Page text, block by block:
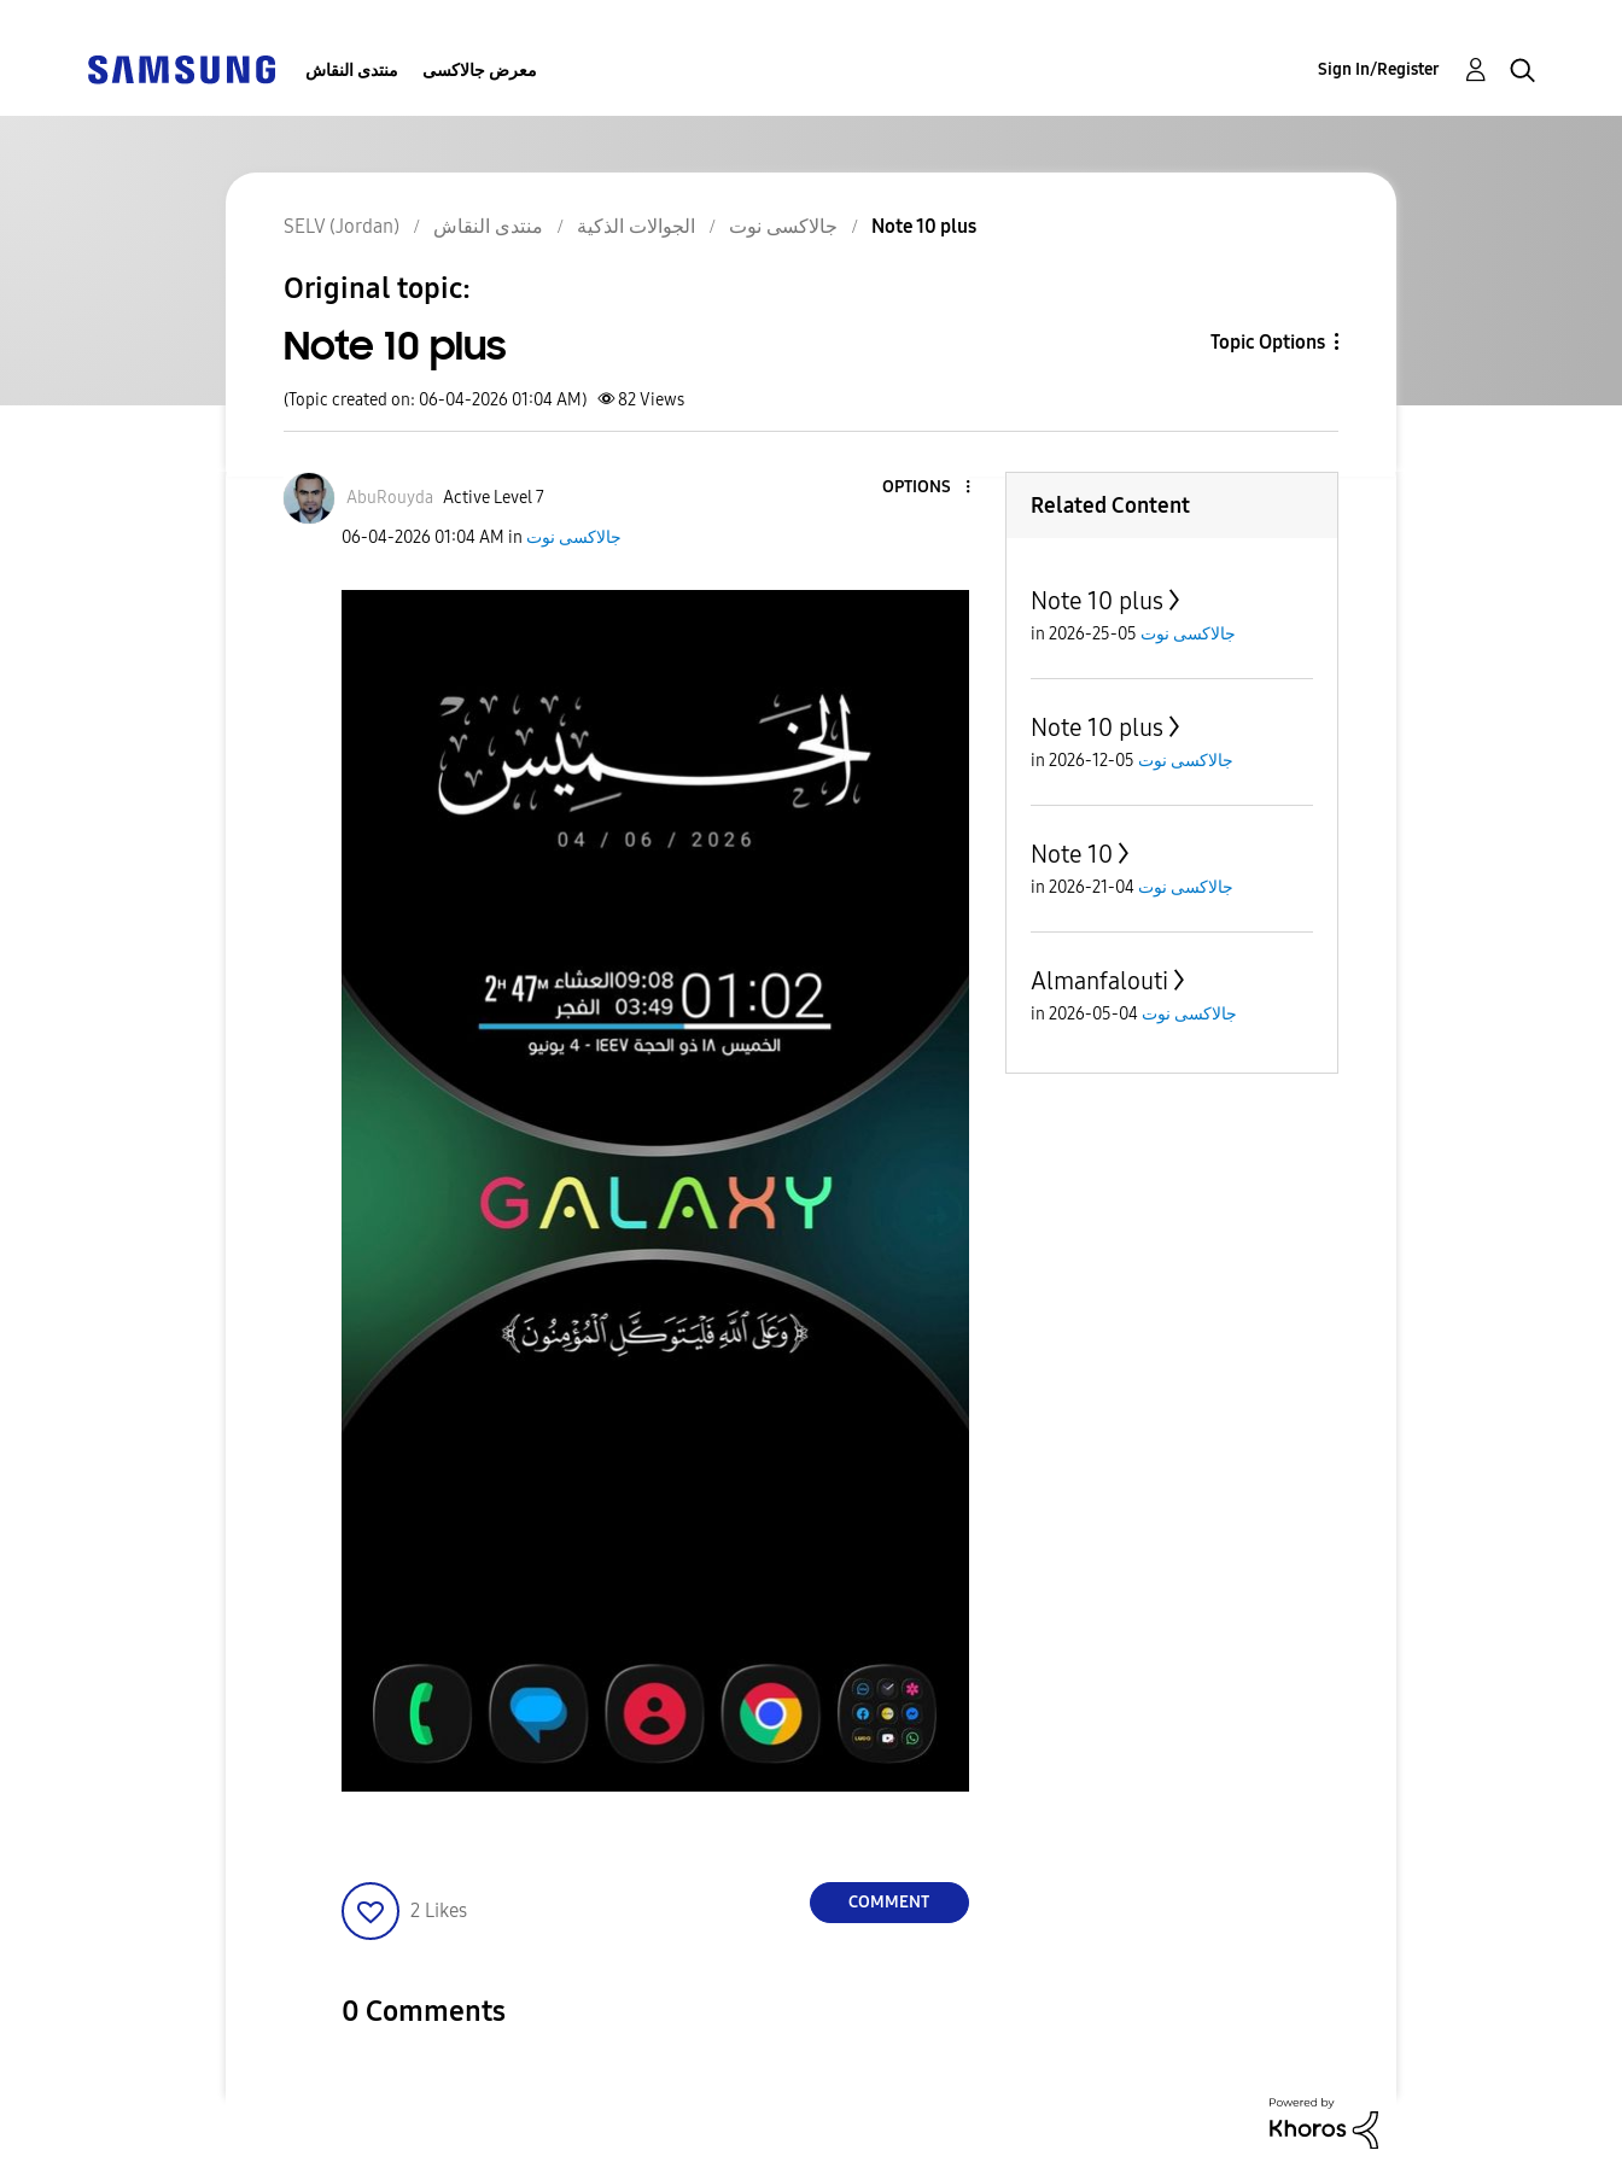
منتدى النقاش معرض جالاكسى Sign In/Register
SELV (Jordan) منتدى النقاش الجوالات الذكية جالاكسى نوت Note 10 plus
Original topic:
Note 10 plus Topic Options
(Topic created on: 06-04-2026 01:04 AM) 82Views
AbuRouyda Active Level 7
OPTIONS
‎06-04-2026 01:04 AM in جالاكسى نوت
2 Likes COMMENT
0 Comments
Related Content
Note 10 plus
in جالاكسى نوت 05-25-2026
Note 10 plus
in جالاكسى نوت 05-12-2026
Note 10
in جالاكسى نوت 04-21-2026
Almanfalouti
in جالاكسى نوت 04-05-2026